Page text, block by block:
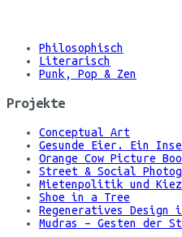
Philosophisch
Literarisch
Punk, Pop & Zen
Projekte
Conceptual Art
Gesunde Eier. Ein
Orange Cow Picture
Street & Social
Mietenpolitik und
Shoe in a Tree
Regeneratives Design
Mudras – Gesten der